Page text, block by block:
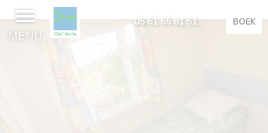
MENU
05 61 65 81 51 BOEK